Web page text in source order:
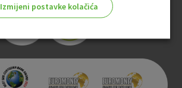
Izmijeni postavke kolačića